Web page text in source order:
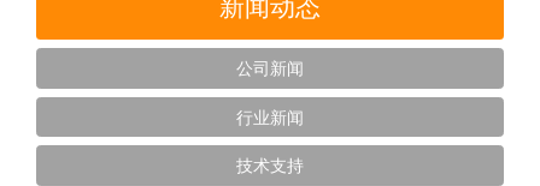
新闻动态
公司新闻
行业新闻
技术支持